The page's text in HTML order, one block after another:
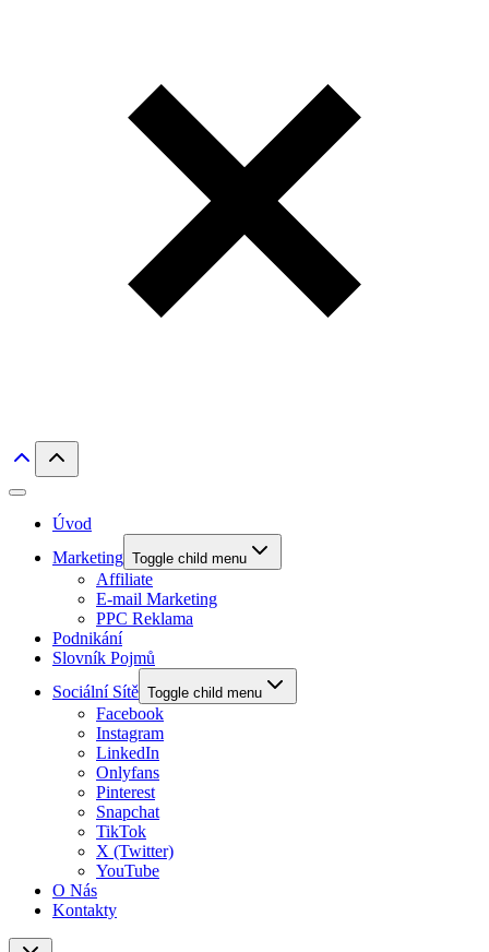
Úvod
Marketing Toggle child menu
Affiliate
E-mail Marketing
PPC Reklama
Podnikání
Slovník Pojmů
Sociální Sítě Toggle child menu
Facebook
Instagram
LinkedIn
Onlyfans
Pinterest
Snapchat
TikTok
X (Twitter)
YouTube
O Nás
Kontakty